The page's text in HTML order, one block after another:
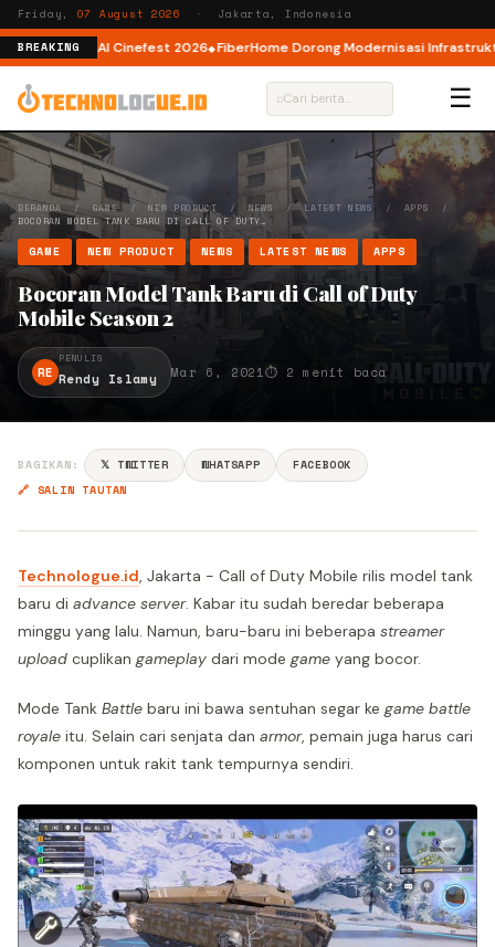
Friday, 07 August 2026 · Jakarta, Indonesia
BREAKING
AI lewat AI Cinefest 2026 FiberHome Dorong Modernisasi Infrastruktur
⌕ ☰
BERANDA/ GAME/NEW PRODUCT /NEWS /LATEST NEWS / APPS
/
BOCORAN MODEL TANK BARU DI CALL OF DUTY…
GAME NEW PRODUCT NEWS LATEST NEWS APPS
Bocoran Model Tank Baru di Call of Duty
Mobile Season 2
RE
PENULIS
Rendy Islamy Mar 6, 2021⏱ 2 menit baca
BAGIKAN: 𝕏 TWITTER WHATSAPP
FACEBOOK
🔗 SALIN TAUTAN
Technologue.id, Jakarta - Call of Duty Mobile rilis model tank
baru di advance server. Kabar itu sudah beredar beberapa
minggu yang lalu. Namun, baru-baru ini beberapa streamer
upload cuplikan gameplay dari mode game yang bocor.
Mode Tank Battle baru ini bawa sentuhan segar ke game battle
royale itu. Selain cari senjata dan armor, pemain juga harus cari
komponen untuk rakit tank tempurnya sendiri.